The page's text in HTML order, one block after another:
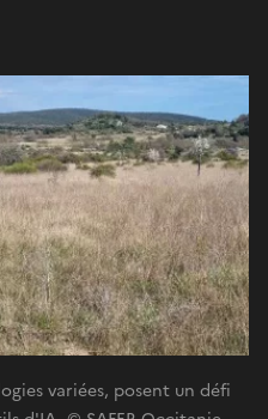
variées, posent un défi